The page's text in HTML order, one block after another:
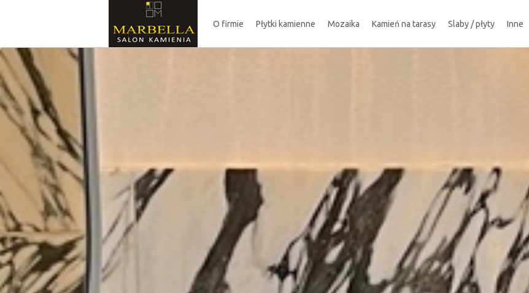
O firmie Płytki kamienne Mozaika Kamień na tarasy Slaby / płyty Inne